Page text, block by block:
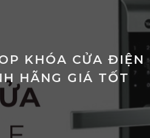
KHÓA CỬA ĐIỆN
HÃNG GIÁ TỐT